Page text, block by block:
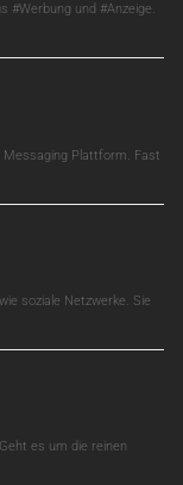
#Werbung und #Anzeige.
Messaging Plattform. Fast
soziale Netzwerke. Sie
es um die reinen